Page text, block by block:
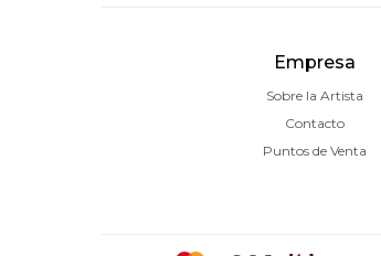
Empresa
Sobre la Artista
Contacto
Puntos de Venta